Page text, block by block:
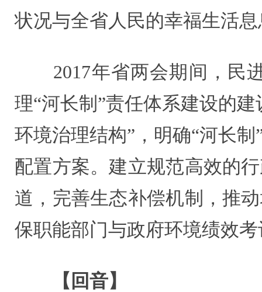
状况与全省人民的幸福生活
2017年省两会期间，民进
理“河长制”责任体系建设的
环境治理结构”，明确“河长
配置方案。建立规范高效的
道，完善生态补偿机制，推
保职能部门与政府环境绩效
【回音】